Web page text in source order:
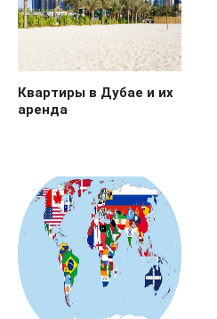
Квартиры в Дубае и их
аренда